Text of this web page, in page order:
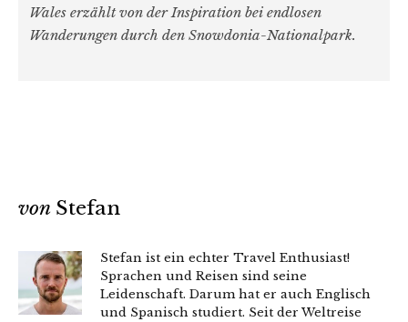
Wales erzählt von der Inspiration bei endlosen
Wanderungen durch den Snowdonia-Nationalpark.
von Stefan
Stefan ist ein echter Travel Enthusiast!
Sprachen und Reisen sind seine
Leidenschaft. Darum hat er auch Englisch
und Spanisch studiert. Seit der Weltreise